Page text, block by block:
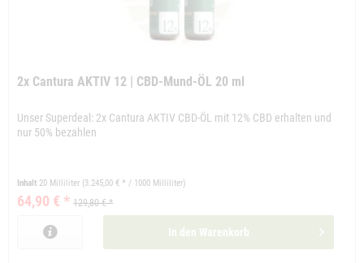
2x Cantura AKTIV 12 | CBD-Mund-ÖL 20 ml
Unser Superdeal: 2x Cantura AKTIV CBD-ÖL mit 12% CBD erhalten und
nur 50% bezahlen
Inhalt 20 Milliliter (3.245,00 € * / 1000 Milliliter)
64,90 € * 129,80 € *
In den Warenkorb